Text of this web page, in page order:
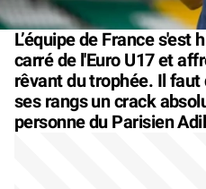
L’équipe de France s'est
carré de l'Euro U17 et
rêvant du trophée. Il
ses rangs un crack
personne du Parisien